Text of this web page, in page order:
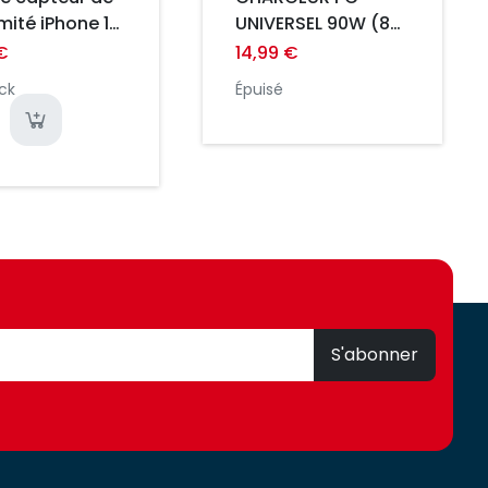
iPhone 13
ORI
UNIVERSEL 90W (8
EMBOUTS)
14,99 €
Épuisé
S'abonner